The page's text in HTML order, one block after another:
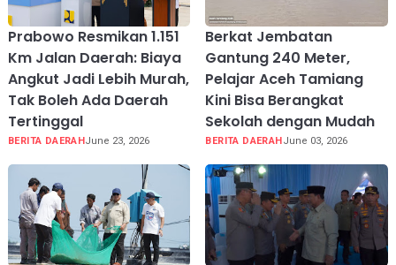
Prabowo Resmikan 1.151
Km Jalan Daerah: Biaya
Angkut Jadi Lebih Murah,
Tak Boleh Ada Daerah
Tertinggal
BERITA DAERAHJune 23, 2026
Berkat Jembatan
Gantung 240 Meter,
Pelajar Aceh Tamiang
Kini Bisa Berangkat
Sekolah dengan Mudah
BERITA DAERAHJune 03, 2026